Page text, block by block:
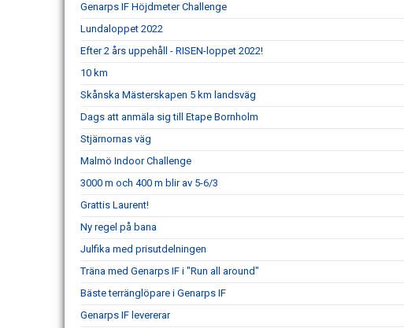
Genarps IF Höjdmeter Challenge
Lundaloppet 2022
Efter 2 års uppehåll - RISEN-loppet 2022!
10 km
Skånska Mästerskapen 5 km landsväg
Dags att anmäla sig till Etape Bornholm
Stjärnornas väg
Malmö Indoor Challenge
3000 m och 400 m blir av 5-6/3
Grattis Laurent!
Ny regel på bana
Julfika med prisutdelningen
Träna med Genarps IF i "Run all around"
Bäste terränglöpare i Genarps IF
Genarps IF levererar